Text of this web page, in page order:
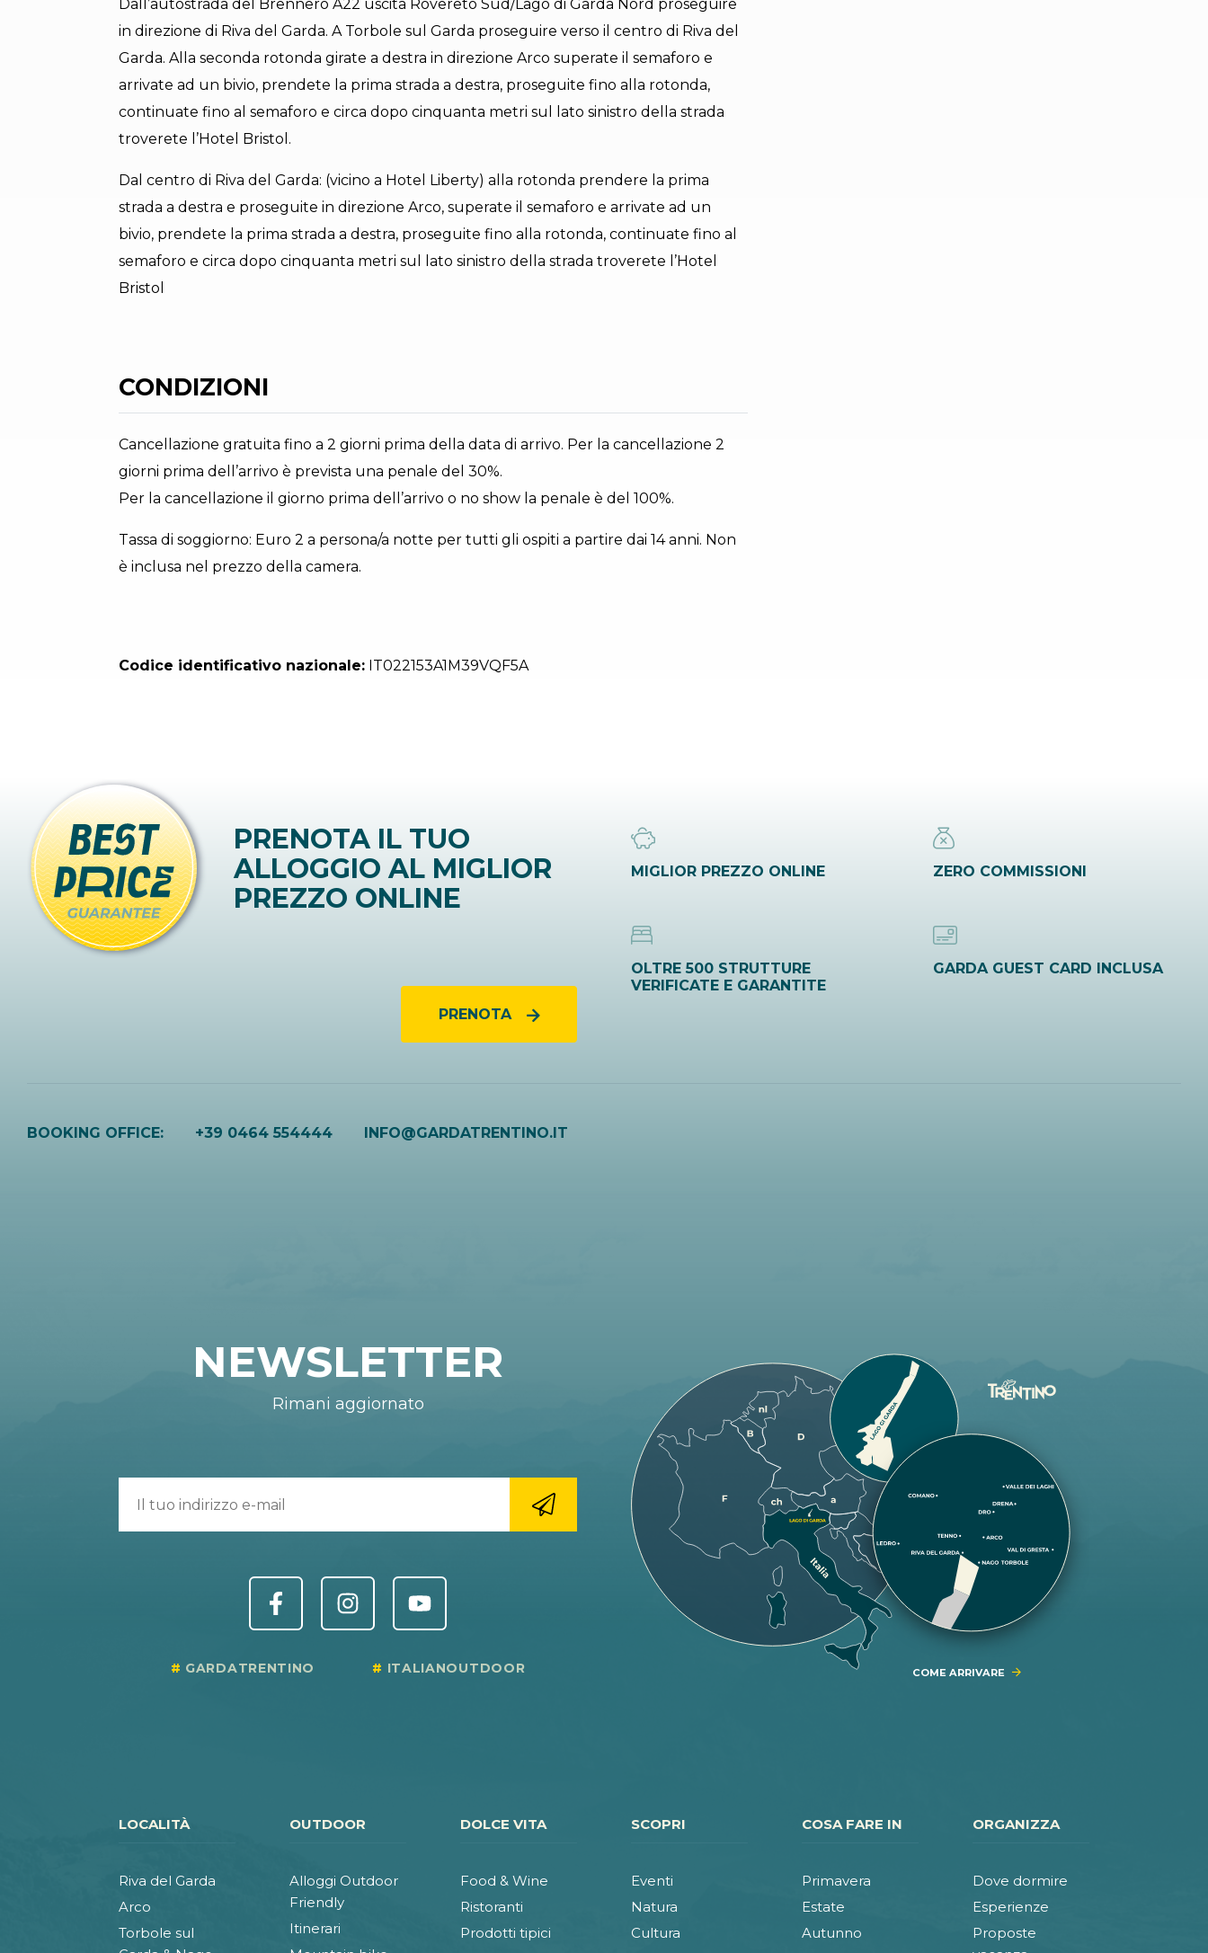
Dall’autostrada del Brennero A22 uscita Rovereto Sud/Lago di Garda Nord proseguire
in direzione di Riva del Garda. A Torbole sul Garda proseguire verso il centro di Riva del
Garda. Alla seconda rotonda girate a destra in direzione Arco superate il semaforo e
arrivate ad un bivio, prendete la prima strada a destra, proseguite fino alla rotonda,
continuate fino al semaforo e circa dopo cinquanta metri sul lato sinistro della strada
troverete l’Hotel Bristol.
Dal centro di Riva del Garda: (vicino a Hotel Liberty) alla rotonda prendere la prima
strada a destra e proseguite in direzione Arco, superate il semaforo e arrivate ad un
bivio, prendete la prima strada a destra, proseguite fino alla rotonda, continuate fino al
semaforo e circa dopo cinquanta metri sul lato sinistro della strada troverete l’Hotel
Bristol
CONDIZIONI
Cancellazione gratuita fino a 2 giorni prima della data di arrivo. Per la cancellazione 2
giorni prima dell’arrivo è prevista una penale del 30%.
Per la cancellazione il giorno prima dell’arrivo o no show la penale è del 100%.
Tassa di soggiorno: Euro 2 a persona/a notte per tutti gli ospiti a partire dai 14 anni. Non
è inclusa nel prezzo della camera.
Codice identificativo nazionale: IT022153A1M39VQF5A
PRENOTA IL TUO
ALLOGGIO AL MIGLIOR
PREZZO ONLINE
PRENOTA
MIGLIOR PREZZO ONLINE ZERO COMMISSIONI
OLTRE 500 STRUTTURE
VERIFICATE E GARANTITE
GARDA GUEST CARD INCLUSA
BOOKING OFFICE: +39 0464 554444 INFO@GARDATRENTINO.IT
COME ARRIVARE
NEWSLETTER
Rimani aggiornato
GARDATRENTINO ITALIANOUTDOOR
LOCALITÀ
Riva del Garda
Arco
Torbole sul
OUTDOOR
Alloggi Outdoor
Friendly
Itinerari
DOLCE VITA
Food & Wine
Ristoranti
Prodotti tipici
SCOPRI
Eventi
Natura
Cultura
COSA FARE IN
Primavera
Estate
Autunno
ORGANIZZA
Dove dormire
Esperienze
Proposte